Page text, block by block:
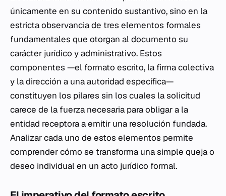
únicamente en su contenido sustantivo, sino en la
estricta observancia de tres elementos formales
fundamentales que otorgan al documento su
carácter jurídico y administrativo. Estos
componentes —el formato escrito, la firma colectiva
y la dirección a una autoridad específica—
constituyen los pilares sin los cuales la solicitud
carece de la fuerza necesaria para obligar a la
entidad receptora a emitir una resolución fundada.
Analizar cada uno de estos elementos permite
comprender cómo se transforma una simple queja o
deseo individual en un acto jurídico formal.